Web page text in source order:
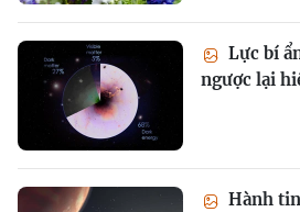
Lực bí
ngược lại
Hành